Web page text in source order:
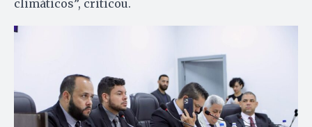
climáticos”, criticou.